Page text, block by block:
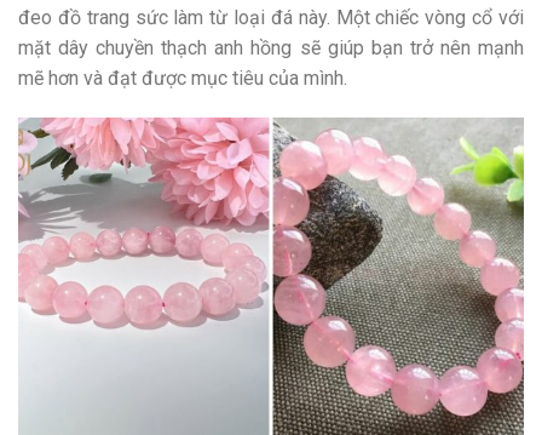
đeo đồ trang sức làm từ loại đá này. Một chiếc vòng cổ với
mặt dây chuyền thạch anh hồng sẽ giúp bạn trở nên mạnh
mẽ hơn và đạt được mục tiêu của mình.